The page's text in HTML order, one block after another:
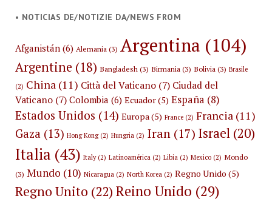
• NOTICIAS DE/NOTIZIE DA/NEWS FROM
Afganistán(6) Alemania (3) Argentina (104)
Argentine (18) Bangladesh (3) Birmania (3) Bolivia (3) Brasile
(2) China(11) Città del Vaticano(7) Ciudad del
Vaticano(7) Colombia (6) Ecuador(5) España (8)
Estados Unidos (14) Europa(5) France(2) Francia(11)
Gaza (13) Hong Kong(2) Hungria(2) Iran(17) Israel(20)
Italia (43) Italy(2) Latinoamérica(2) Libia(2) Mexico(2) Mondo
(3) Mundo (10) Nicaragua(2) North Korea(2) Regno Unido (5)
Regno Unito (22) Reino Unido (29)